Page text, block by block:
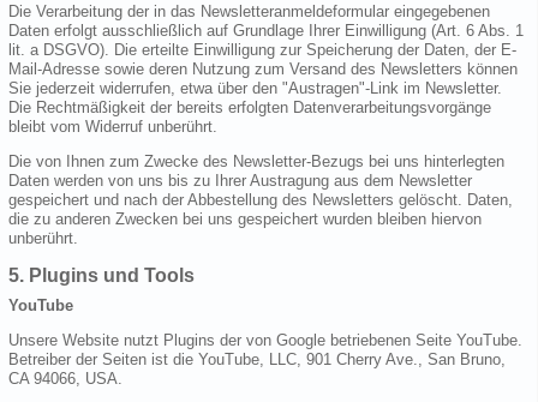
Die Verarbeitung der in das Newsletteranmeldeformular eingegebenen
Daten erfolgt ausschließlich auf Grundlage Ihrer Einwilligung (Art. 6 Abs. 1
lit. a DSGVO). Die erteilte Einwilligung zur Speicherung der Daten, der E-
Mail-Adresse sowie deren Nutzung zum Versand des Newsletters können
Sie jederzeit widerrufen, etwa über den "Austragen"-Link im Newsletter.
Die Rechtmäßigkeit der bereits erfolgten Datenverarbeitungsvorgänge
bleibt vom Widerruf unberührt.
Die von Ihnen zum Zwecke des Newsletter-Bezugs bei uns hinterlegten
Daten werden von uns bis zu Ihrer Austragung aus dem Newsletter
gespeichert und nach der Abbestellung des Newsletters gelöscht. Daten,
die zu anderen Zwecken bei uns gespeichert wurden bleiben hiervon
unberührt.
5. Plugins und Tools
YouTube
Unsere Website nutzt Plugins der von Google betriebenen Seite YouTube.
Betreiber der Seiten ist die YouTube, LLC, 901 Cherry Ave., San Bruno,
CA 94066, USA.